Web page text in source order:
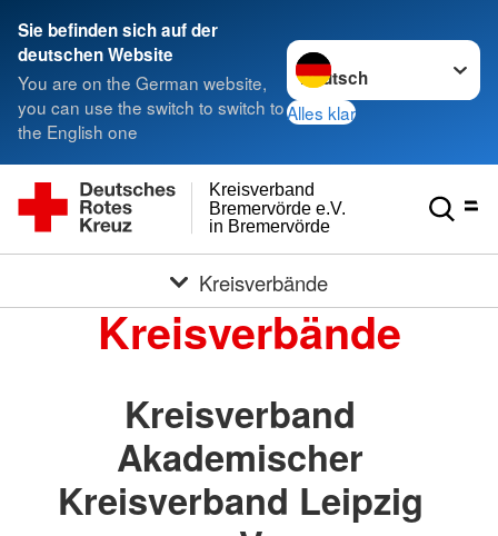
Sie befinden sich auf der
deutschen Website
You are on the German website,
you can use the switch to switch to
the English one
Sprache wechseln zu
Alles klar
in Bremervörde
Bremervörde e.V.
Kreisverband
Kreisverbände
Kreisverbände
Kreisverband
Akademischer
Kreisverband Leipzig